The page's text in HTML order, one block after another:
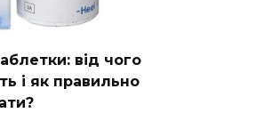
від чого
і як правильно